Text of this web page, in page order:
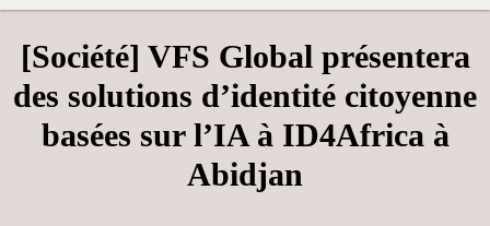
[Société] VFS Global présentera
des solutions d’identité citoyenne
basées sur l’IA à ID4Africa à
Abidjan